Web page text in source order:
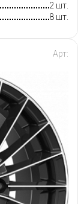
2 шт.
8 шт.
Арт: